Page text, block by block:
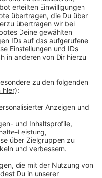
kostenlosen
Ob Nachrichten,
Aktionen - wir
dich.